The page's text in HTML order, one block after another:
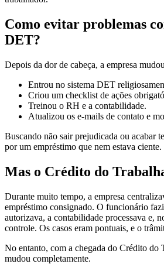
Como evitar problemas
DET?
Depois da dor de cabeça, a empresa
Entrou no sistema DET
Criou um checklist de ações
Treinou o RH e a contabilidade.
Atualizou os e-mails de contato e
Buscando não sair prejudicada ou acabar
por um empréstimo que nem estava ciente.
Mas o Crédito do
Durante muito tempo, a empresa
empréstimo consignado. O funcionário
autorizava, a contabilidade processava e,
controle. Os casos eram pontuais, e o
No entanto, com a chegada do Crédito do
mudou completamente.